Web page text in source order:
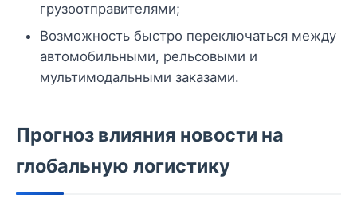
грузоотправителями;
Возможность быстро переключаться между
автомобильными, рельсовыми и
мультимодальными заказами.
Прогноз влияния новости на
глобальную логистику